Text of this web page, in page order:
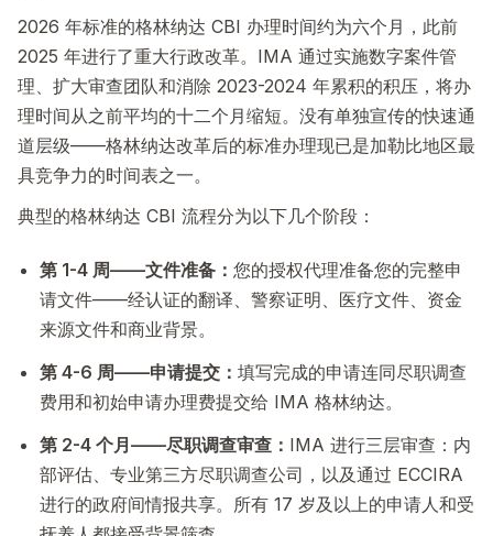
2026 年标准的格林纳达 CBI 办理时间约为六个月，此前
2025 年进行了重大行政改革。IMA 通过实施数字案件管
理、扩大审查团队和消除 2023-2024 年累积的积压，将办
理时间从之前平均的十二个月缩短。没有单独宣传的快速通
道层级——格林纳达改革后的标准办理现已是加勒比地区最
具竞争力的时间表之一。
典型的格林纳达 CBI 流程分为以下几个阶段：
第 1-4 周——文件准备： 您的授权代理准备您的完整申
请文件——经认证的翻译、警察证明、医疗文件、资金
来源文件和商业背景。
第 4-6 周——申请提交： 填写完成的申请连同尽职调查
费用和初始申请办理费提交给 IMA 格林纳达。
第 2-4 个月——尽职调查审查： IMA 进行三层审查：内
部评估、专业第三方尽职调查公司，以及通过 ECCIRA
进行的政府间情报共享。所有 17 岁及以上的申请人和受